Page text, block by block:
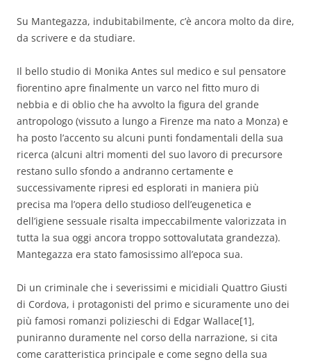
Su Mantegazza, indubitabilmente, c’è ancora molto da dire,
da scrivere e da studiare.
Il bello studio di Monika Antes sul medico e sul pensatore
fiorentino apre finalmente un varco nel fitto muro di
nebbia e di oblio che ha avvolto la figura del grande
antropologo (vissuto a lungo a Firenze ma nato a Monza) e
ha posto l’accento su alcuni punti fondamentali della sua
ricerca (alcuni altri momenti del suo lavoro di precursore
restano sullo sfondo a andranno certamente e
successivamente ripresi ed esplorati in maniera più
precisa ma l’opera dello studioso dell’eugenetica e
dell’igiene sessuale risalta impeccabilmente valorizzata in
tutta la sua oggi ancora troppo sottovalutata grandezza).
Mantegazza era stato famosissimo all’epoca sua.
Di un criminale che i severissimi e micidiali Quattro Giusti
di Cordova, i protagonisti del primo e sicuramente uno dei
più famosi romanzi polizieschi di Edgar Wallace[1],
puniranno duramente nel corso della narrazione, si cita
come caratteristica principale e come segno della sua